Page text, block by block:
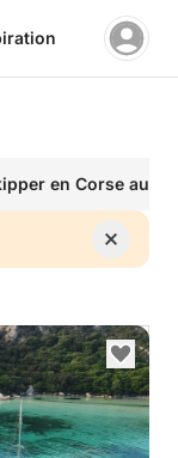
en Corse au